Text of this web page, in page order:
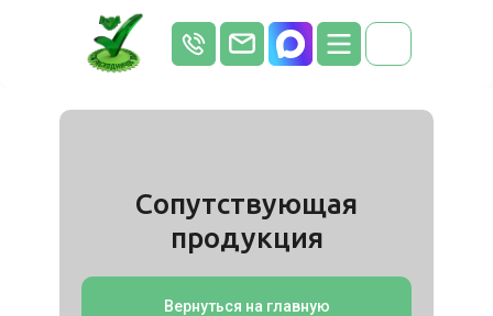
Сопутствующая
продукция
Вернуться на главную